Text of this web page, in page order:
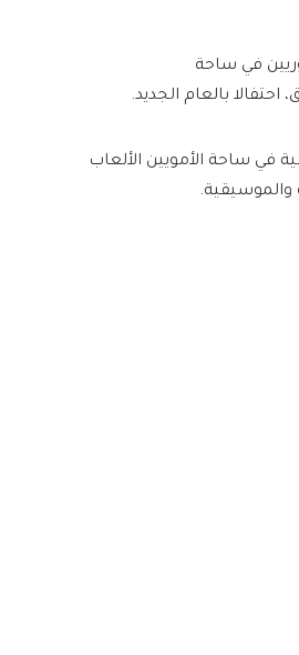
في ساحة
بالعام الجديد.
في ساحة الأمويين الألعاب
والموسيقية.